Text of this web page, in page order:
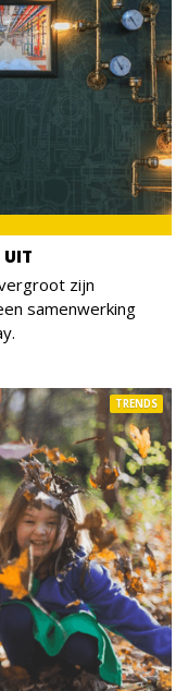
UIT
zijn
samenwerking
TRENDS